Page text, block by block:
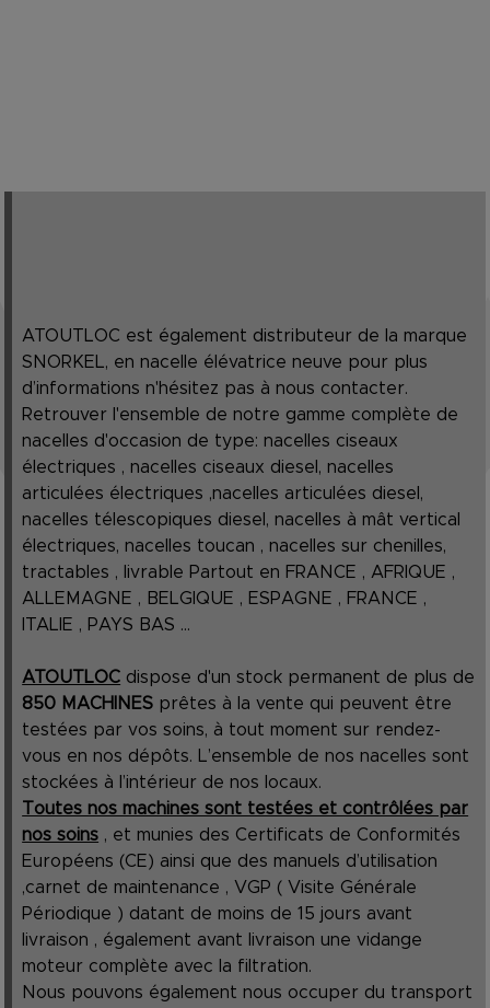
ATOUTLOC est également distributeur de la marque
SNORKEL, en nacelle élévatrice neuve pour plus
d’informations n'hésitez pas à nous contacter.
Retrouver l'ensemble de notre gamme complète de
nacelles d'occasion de type: nacelles ciseaux
électriques , nacelles ciseaux diesel, nacelles
articulées électriques ,nacelles articulées diesel,
nacelles télescopiques diesel, nacelles à mât vertical
électriques, nacelles toucan , nacelles sur chenilles,
tractables , livrable Partout en FRANCE , AFRIQUE ,
ALLEMAGNE , BELGIQUE , ESPAGNE , FRANCE ,
ITALIE , PAYS BAS ...
ATOUTLOC dispose d'un stock permanent de plus de
850 MACHINES prêtes à la vente qui peuvent être
testées par vos soins, à tout moment sur rendez-
vous en nos dépôts. L’ensemble de nos nacelles sont
stockées à l’intérieur de nos locaux.
Toutes nos machines sont testées et contrôlées par
nos soins , et munies des Certificats de Conformités
Européens (CE) ainsi que des manuels d’utilisation
,carnet de maintenance , VGP ( Visite Générale
Périodique ) datant de moins de 15 jours avant
livraison , également avant livraison une vidange
moteur complète avec la filtration.
Nous pouvons également nous occuper du transport